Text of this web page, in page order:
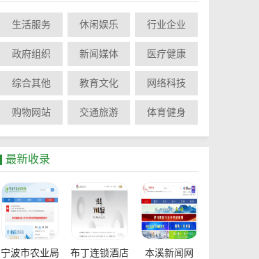
生活服务 休闲娱乐 行业企业
政府组织 新闻媒体 医疗健康
综合其他 教育文化 网络科技
购物网站 交通旅游 体育健身
最新收录
宁波市农业局 布丁连锁酒店 本溪新闻网